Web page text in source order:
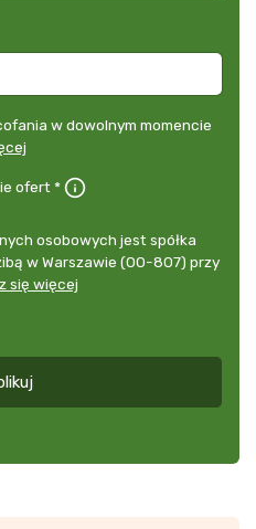
w dowolnym momencie
ofert *
osobowych jest spółka
w Warszawie (00-807) przy
się więcej